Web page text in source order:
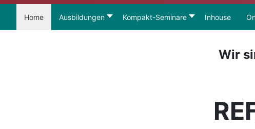
Home Ausbildungen Kompakt-Seminare Inhouse
Wir